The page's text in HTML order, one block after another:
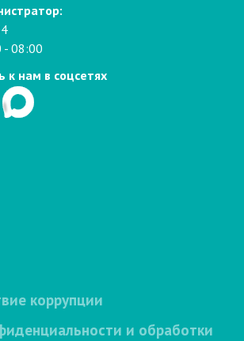
- 08:00
к нам в соцсетях
коррупции
и обработки